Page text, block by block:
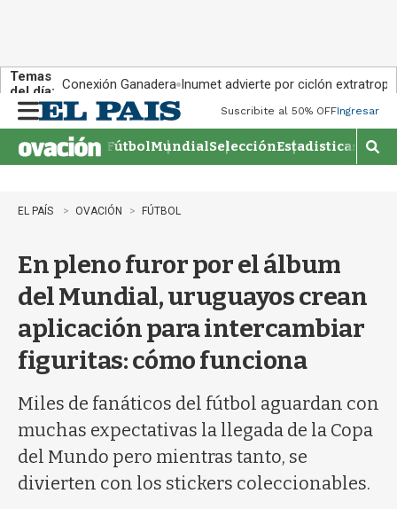
Temas
del día: Conexión Ganadera Inumet advierte por ciclón
n
u
Suscribite al 50% OFFIngresar
FútbolMundialSelecciónEstadisticas
M
o
a
EL PAÍS OVACIÓN FÚTBOL
En pleno furor por el álbum
del Mundial, uruguayos crean
aplicación para intercambiar
figuritas: cómo funciona
Miles de fanáticos del fútbol aguardan con
muchas expectativas la llegada de la Copa
del Mundo pero mientras tanto, se
divierten con los stickers coleccionables.